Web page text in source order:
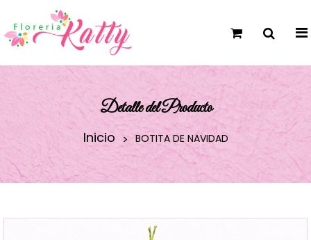
Detalle del Producto
Inicio BOTITA DE NAVIDAD